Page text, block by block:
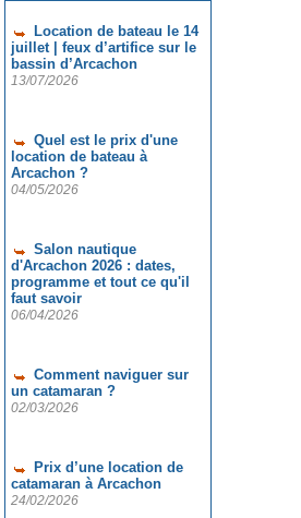
Location de bateau le 14
juillet | feux d’artifice sur le
bassin d’Arcachon
13/07/2026
Quel est le prix d'une
location de bateau à
Arcachon ?
04/05/2026
Salon nautique
d'Arcachon 2026 : dates,
programme et tout ce qu'il
faut savoir
06/04/2026
Comment naviguer sur
un catamaran ?
02/03/2026
Prix d’une location de
catamaran à Arcachon
24/02/2026